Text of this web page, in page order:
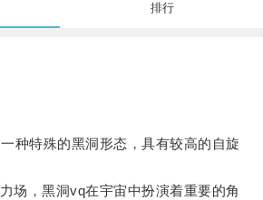
排行
特殊的黑洞形态，具有较高的自旋
，黑洞vq在宇宙中扮演着重要的角